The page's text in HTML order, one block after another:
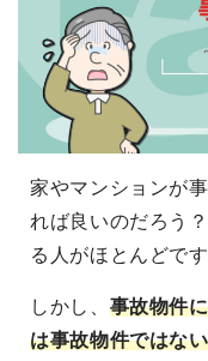
家やマンションが
れば良いのだろう
る人がほとんどです
しかし、 事故物件
は事故物件ではな